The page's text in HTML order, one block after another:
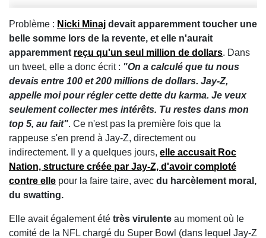
Problème : Nicki Minaj devait apparemment toucher une
belle somme lors de la revente, et elle n'aurait
apparemment reçu qu'un seul million de dollars. Dans
un tweet, elle a donc écrit : "On a calculé que tu nous
devais entre 100 et 200 millions de dollars. Jay-Z,
appelle moi pour régler cette dette du karma. Je veux
seulement collecter mes intérêts. Tu restes dans mon
top 5, au fait". Ce n'est pas la première fois que la
rappeuse s'en prend à Jay-Z, directement ou
indirectement. Il y a quelques jours, elle accusait Roc
Nation, structure créée par Jay-Z, d'avoir comploté
contre elle pour la faire taire, avec du harcèlement moral,
du swatting.
Elle avait également été très virulente au moment où le
comité de la NFL chargé du Super Bowl (dans lequel Jay-Z